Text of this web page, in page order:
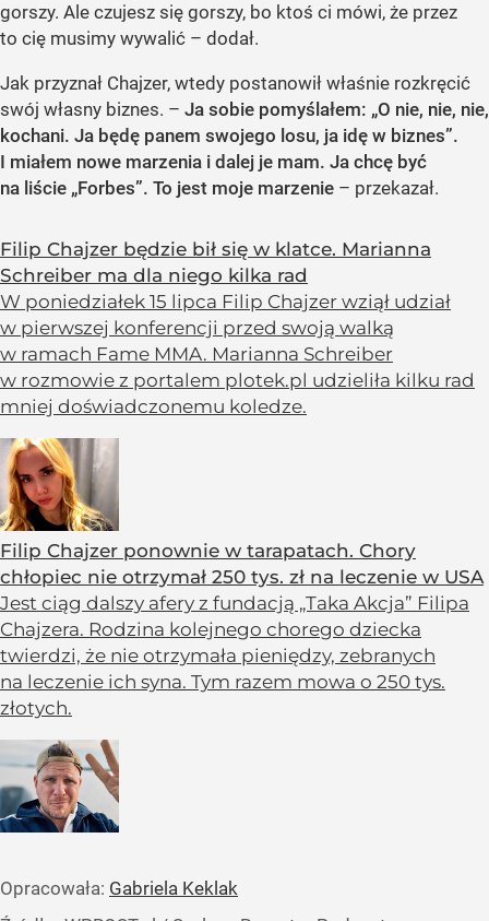
gorszy. Ale czujesz się gorszy, bo ktoś ci mówi, że przez
to cię musimy wywalić – dodał.
Jak przyznał Chajzer, wtedy postanowił właśnie rozkręcić
swój własny biznes. – Ja sobie pomyślałem: „O nie, nie, nie,
kochani. Ja będę panem swojego losu, ja idę w biznes”.
I miałem nowe marzenia i dalej je mam. Ja chcę być
na liście „Forbes”. To jest moje marzenie – przekazał.
Filip Chajzer będzie bił się w klatce. Marianna
Schreiber ma dla niego kilka rad
W poniedziałek 15 lipca Filip Chajzer wziął udział
w pierwszej konferencji przed swoją walką
w ramach Fame MMA. Marianna Schreiber
w rozmowie z portalem plotek.pl udzieliła kilku rad
mniej doświadczonemu koledze.
Filip Chajzer ponownie w tarapatach. Chory
chłopiec nie otrzymał 250 tys. zł na leczenie w USA
Jest ciąg dalszy afery z fundacją „Taka Akcja” Filipa
Chajzera. Rodzina kolejnego chorego dziecka
twierdzi, że nie otrzymała pieniędzy, zebranych
na leczenie ich syna. Tym razem mowa o 250 tys.
złotych.
Opracowała: Gabriela Keklak